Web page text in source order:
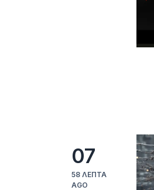
07
58 ΛΕΠΤΆ
AGO